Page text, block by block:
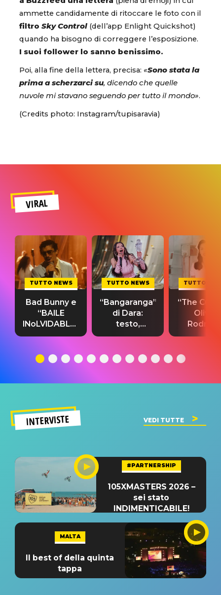
ammette candidamente di ritoccare le foto con il
filtro Sky Control (dell’app Enlight Quickshot)
quando ha bisogno di correggere l’esposizione.
I suoi follower lo sanno benissimo.
Poi, alla fine della lettera, precisa: «Sono stata la
prima a scherzarci su, dicendo che quelle
nuvole mi stavano seguendo per tutto il mondo».
(Credits photo: Instagram/tupisaravia)
VIRAL
TUTTO NEWS
Bad Bunny e
“BAILE
INoLVIDABLE”:
testo,
significato
TUTTO NEWS
“Bangaranga”
di Dara:
testo,
traduzione e
del singolo
TUTTO
“The
Olivia
testo,
INTERVISTE VEDI TUTTE
#PARTNERSHIP
105XMASTERS 2026 –
sei stato
INDIMENTICABILE!
MALTA
Il best of della quinta
tappa